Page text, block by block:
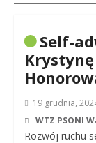
Self-
19 grudnia,
WTZ PSONI
Rozwój ruchu